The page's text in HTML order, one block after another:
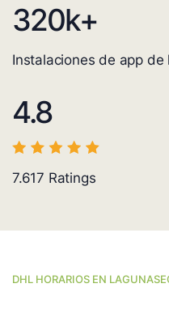
320k+
Instalaciones de app de
4.8
7.617 Ratings
DHL HORARIOS EN